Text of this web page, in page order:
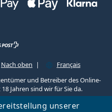
unserer
Nach oben
Français
und Betreiber des Online-
18 Jahren sind wir für Sie da.